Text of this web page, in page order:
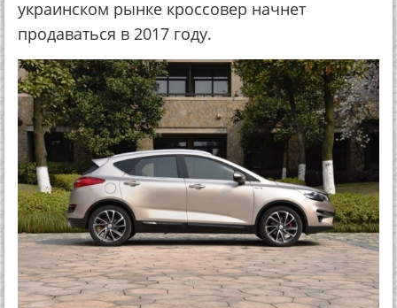
украинском рынке кроссовер начнет
продаваться в 2017 году.